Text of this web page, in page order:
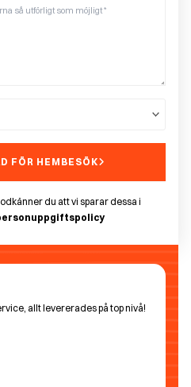
allt levererades på top nivå!
FÖR HEMBESÖK
du att vi sparar dessa i